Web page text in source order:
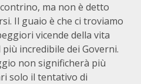
ma non è detto
Il guaio è che ci troviamo
vicende della vita
incredibile dei Governi.
non significherà più
solo il tentativo di